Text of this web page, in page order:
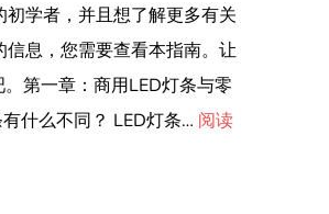
初学者，并且想了解更多有关
信息，您需要查看本指南。让
第一章：商用LED灯条与零
什么不同？ LED灯条… 阅读